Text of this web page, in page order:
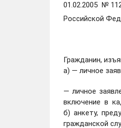
01.02.2005
Российской
Гражданин,
а) — личное
— личное
включение в
б) анкету,
гражданской